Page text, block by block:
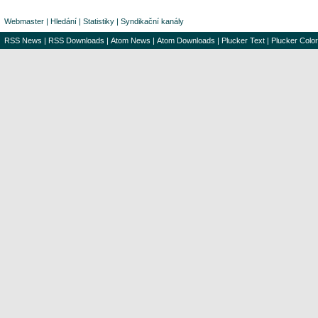
Webmaster | Hledání | Statistiky | Syndikační kanály
RSS News | RSS Downloads | Atom News | Atom Downloads | Plucker Text | Plucker Color